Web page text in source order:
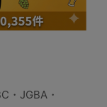
・JGBA・